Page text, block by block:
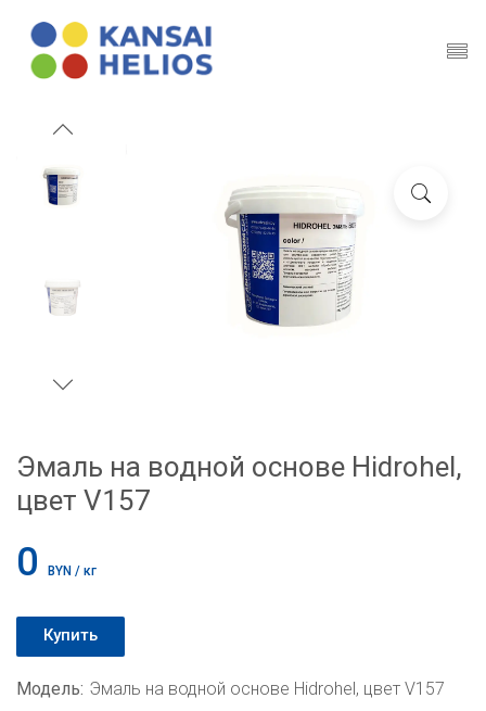
Эмаль на водной основе Hidrohel,
цвет V157
0 BYN / кг
Купить
Модель: Эмаль на водной основе Hidrohel, цвет V157